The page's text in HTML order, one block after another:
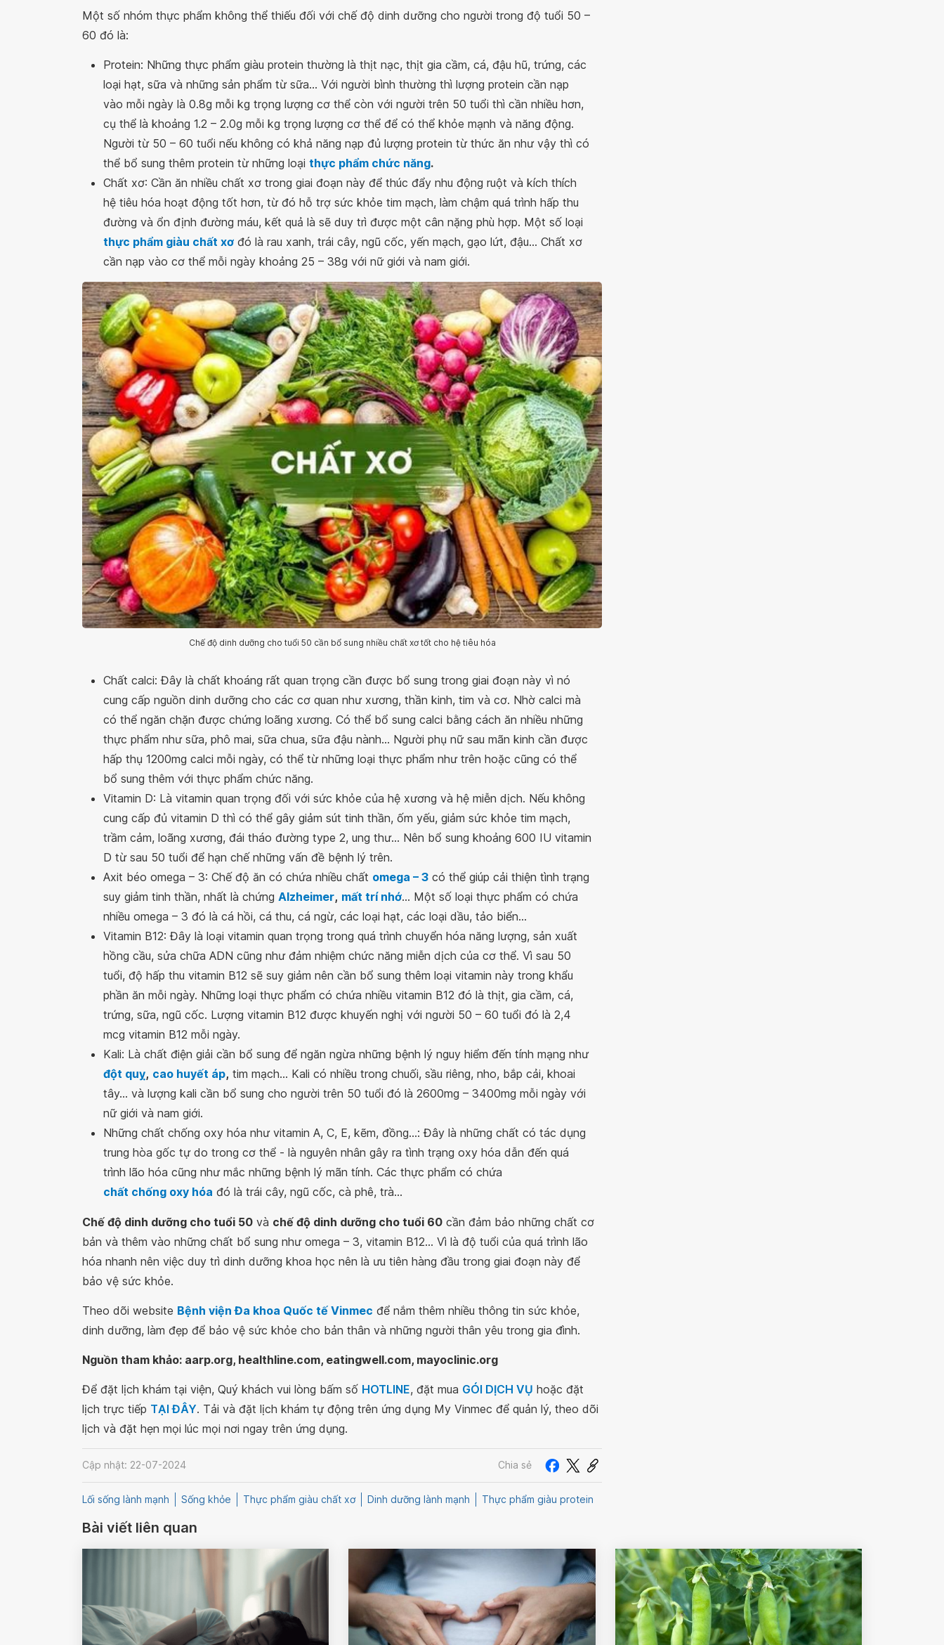
Một số nhóm thực phẩm không thể thiếu đối với chế độ dinh dưỡng cho người trong độ tuổi 50 –
60 đó là:
Protein: Những thực phẩm giàu protein thường là thịt nạc, thịt gia cầm, cá, đậu hũ, trứng, các
loại hạt, sữa và những sản phẩm từ sữa... Với người bình thường thì lượng protein cần nạp
vào mỗi ngày là 0.8g mỗi kg trọng lượng cơ thể còn với người trên 50 tuổi thì cần nhiều hơn,
cụ thể là khoảng 1.2 – 2.0g mỗi kg trọng lượng cơ thể để có thể khỏe mạnh và năng động.
Người từ 50 – 60 tuổi nếu không có khả năng nạp đủ lượng protein từ thức ăn như vậy thì có
thể bổ sung thêm protein từ những loại thực phẩm chức năng.
Chất xơ: Cần ăn nhiều chất xơ trong giai đoạn này để thúc đẩy nhu động ruột và kích thích
hệ tiêu hóa hoạt động tốt hơn, từ đó hỗ trợ sức khỏe tim mạch, làm chậm quá trình hấp thu
đường và ổn định đường máu, kết quả là sẽ duy trì được một cân nặng phù hợp. Một số loại
thực phẩm giàu chất xơ đó là rau xanh, trái cây, ngũ cốc, yến mạch, gạo lứt, đậu... Chất xơ
cần nạp vào cơ thể mỗi ngày khoảng 25 – 38g với nữ giới và nam giới.
Chế độ dinh dưỡng cho tuổi 50 cần bổ sung nhiều chất xơ tốt cho hệ tiêu hóa
Chất calci: Đây là chất khoáng rất quan trọng cần được bổ sung trong giai đoạn này vì nó
cung cấp nguồn dinh dưỡng cho các cơ quan như xương, thần kinh, tim và cơ. Nhờ calci mà
có thể ngăn chặn được chứng loãng xương. Có thể bổ sung calci bằng cách ăn nhiều những
thực phẩm như sữa, phô mai, sữa chua, sữa đậu nành... Người phụ nữ sau mãn kinh cần được
hấp thụ 1200mg calci mỗi ngày, có thể từ những loại thực phẩm như trên hoặc cũng có thể
bổ sung thêm với thực phẩm chức năng.
Vitamin D: Là vitamin quan trọng đối với sức khỏe của hệ xương và hệ miễn dịch. Nếu không
cung cấp đủ vitamin D thì có thể gây giảm sút tinh thần, ốm yếu, giảm sức khỏe tim mạch,
trầm cảm, loãng xương, đái tháo đường type 2, ung thư... Nên bổ sung khoảng 600 IU vitamin
D từ sau 50 tuổi để hạn chế những vấn đề bệnh lý trên.
Axit béo omega – 3: Chế độ ăn có chứa nhiều chất omega – 3 có thể giúp cải thiện tình trạng
suy giảm tinh thần, nhất là chứng Alzheimer, mất trí nhớ... Một số loại thực phẩm có chứa
nhiều omega – 3 đó là cá hồi, cá thu, cá ngừ, các loại hạt, các loại dầu, tảo biển...
Vitamin B12: Đây là loại vitamin quan trọng trong quá trình chuyển hóa năng lượng, sản xuất
hồng cầu, sửa chữa ADN cũng như đảm nhiệm chức năng miễn dịch của cơ thể. Vì sau 50
tuổi, độ hấp thu vitamin B12 sẽ suy giảm nên cần bổ sung thêm loại vitamin này trong khẩu
phần ăn mỗi ngày. Những loại thực phẩm có chứa nhiều vitamin B12 đó là thịt, gia cầm, cá,
trứng, sữa, ngũ cốc. Lượng vitamin B12 được khuyến nghị với người 50 – 60 tuổi đó là 2,4
mcg vitamin B12 mỗi ngày.
Kali: Là chất điện giải cần bổ sung để ngăn ngừa những bệnh lý nguy hiểm đến tính mạng như
đột quỵ, cao huyết áp, tim mạch... Kali có nhiều trong chuối, sầu riêng, nho, bắp cải, khoai
tây... và lượng kali cần bổ sung cho người trên 50 tuổi đó là 2600mg – 3400mg mỗi ngày với
nữ giới và nam giới.
Những chất chống oxy hóa như vitamin A, C, E, kẽm, đồng...: Đây là những chất có tác dụng
trung hòa gốc tự do trong cơ thể - là nguyên nhân gây ra tình trạng oxy hóa dẫn đến quá
trình lão hóa cũng như mắc những bệnh lý mãn tính. Các thực phẩm có chứa
chất chống oxy hóa đó là trái cây, ngũ cốc, cà phê, trà...
Chế độ dinh dưỡng cho tuổi 50 và chế độ dinh dưỡng cho tuổi 60 cần đảm bảo những chất cơ
bản và thêm vào những chất bổ sung như omega – 3, vitamin B12... Vì là độ tuổi của quá trình lão
hóa nhanh nên việc duy trì dinh dưỡng khoa học nên là ưu tiên hàng đầu trong giai đoạn này để
bảo vệ sức khỏe.
Theo dõi website Bệnh viện Đa khoa Quốc tế Vinmec để nắm thêm nhiều thông tin sức khỏe,
dinh dưỡng, làm đẹp để bảo vệ sức khỏe cho bản thân và những người thân yêu trong gia đình.
Nguồn tham khảo: aarp.org, healthline.com, eatingwell.com, mayoclinic.org
Để đặt lịch khám tại viện, Quý khách vui lòng bấm số HOTLINE, đặt mua GÓI DỊCH VỤ hoặc đặt
lịch trực tiếp TẠI ĐÂY. Tải và đặt lịch khám tự động trên ứng dụng My Vinmec để quản lý, theo dõi
lịch và đặt hẹn mọi lúc mọi nơi ngay trên ứng dụng.
Cập nhật: 22-07-2024 Chia sẻ
Lối sống lành mạnh Sống khỏe Thực phẩm giàu chất xơ Dinh dưỡng lành mạnh Thực phẩm giàu protein
Bài viết liên quan